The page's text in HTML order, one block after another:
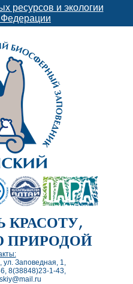
ресурсов и экологии
Федерации
КРАСОТУ,
ПРИРОДОЙ
ул. Заповедная, 1,
8(38848)23-1-43,